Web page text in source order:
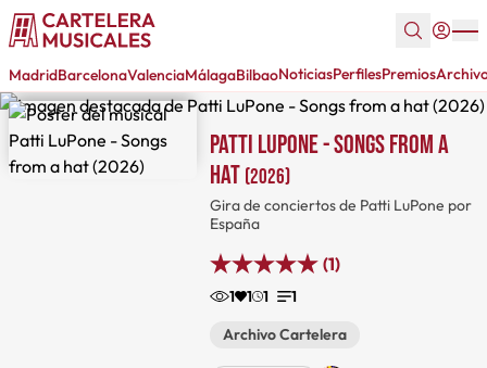
MadridBarcelonaValenciaMálagaBilbaoNoticiasPerfilesPremios
Patti LuPone - Songs from a
hat (2026)
Gira de conciertos de Patti LuPone por
España
(1)
1 1 1
1
Archivo Cartelera